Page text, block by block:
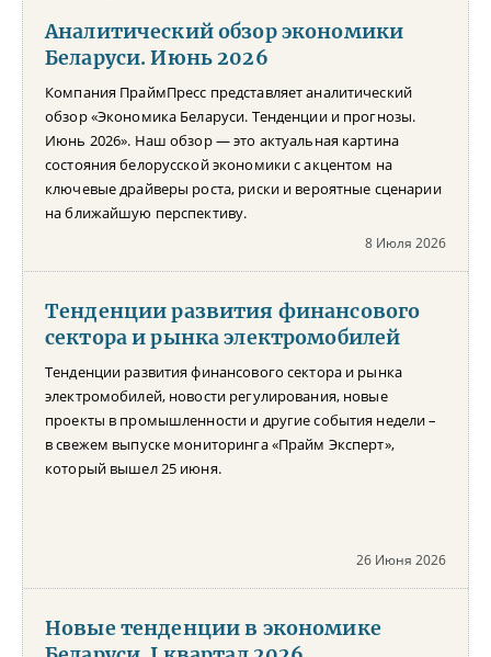
Аналитический обзор экономики
Беларуси. Июнь 2026
Компания ПраймПресс представляет аналитический
обзор «Экономика Беларуси. Тенденции и прогнозы.
Июнь 2026». Наш обзор — это актуальная картина
состояния белорусской экономики с акцентом на
ключевые драйверы роста, риски и вероятные сценарии
на ближайшую перспективу.
8 Июля 2026
Тенденции развития финансового
сектора и рынка электромобилей
Тенденции развития финансового сектора и рынка
электромобилей, новости регулирования, новые
проекты в промышленности и другие события недели –
в свежем выпуске мониторинга «Прайм Эксперт»,
который вышел 25 июня.
26 Июня 2026
Новые тенденции в экономике